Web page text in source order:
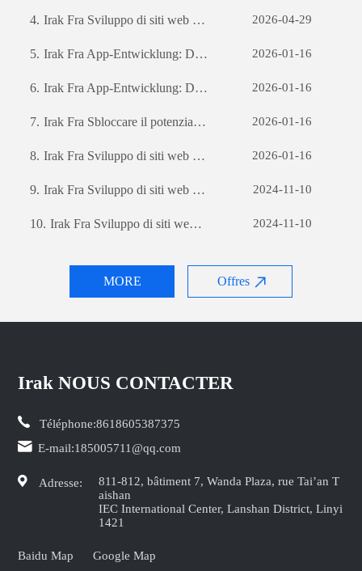
MORE Offres
4. Irak Fra Sviluppo di siti web per il commercio estero: una guida completa 2026-04-29
5. Irak Fra App-Entwicklung: Die Reise zur Erstellung einer erfolgreichen mobilen Anwendung 2026-01-16
6. Irak Fra App-Entwicklung: Die Reise zur Erstellung einer erfolgreichen mobilen Anwendung 2026-01-16
7. Irak Fra Sbloccare il potenziale aziendale: il potere dello sviluppo di software personalizzato 2026-01-16
8. Irak Fra Sviluppo di siti web per il commercio estero: una guida completa 2026-01-16
9. Irak Fra Sviluppo di siti web per il commercio estero: una guida completa 2024-11-10
10. Irak Fra Sviluppo di siti web per il commercio estero: una guida completa 2024-11-10
Irak NOUS CONTACTER
Téléphone:8618605387375
E-mail:185005711@qq.com
Adresse:
811-812, bâtiment 7, Wanda Plaza, rue Tai’an T
aishan
IEC International Center, Lanshan District, Linyi
1421
Baidu Map
Google Map